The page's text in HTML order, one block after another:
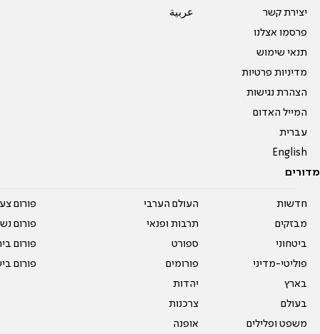
יצירת קשר
פרסמו אצלנו
תנאי שימוש
מדיניות פרטיות
הצהרת נגישות
המייל האדום
עברית
English
عربية
מדורים
חדשות
מבזקים
ביטחוני
פוליטי-מדיני
בארץ
בעולם
משפט ופלילים
העולם הערבי
תרבות ופנאי
ספורט
פורומים
יהדות
צרכנות
אופנה
פורום
פורום
פורום
פורום